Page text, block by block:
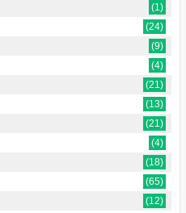
(1)
(24)
(9)
(4)
(21)
(13)
(21)
(4)
(18)
(65)
(12)